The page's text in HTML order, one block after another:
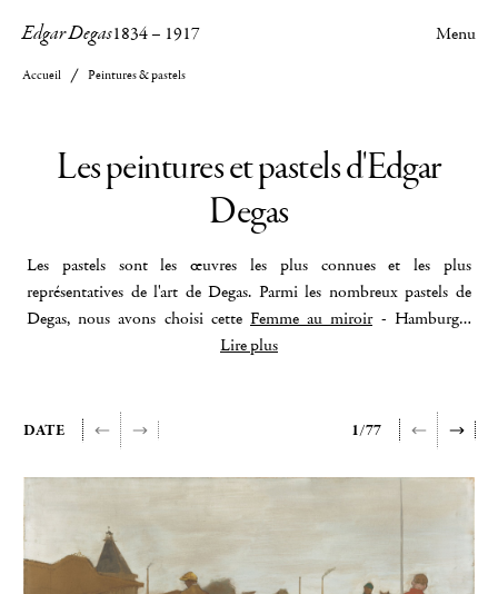
Edgar Degas1834– 1917 Menu
Accueil Peintures & pastels
Les peintures et pastels d'Edgar
Degas
Les pastels sont les œuvres les plus connues et les plus
représentatives de l'art de Degas. Parmi les nombreux pastels de
Degas, nous avons choisi cette Femme au miroir- Hamburger
Kunsthalle (Hambourg) - reproduite en page d'accueil. Ici, Degas a
Thyssen-Bornemizsa – Madrid - et sa
Chanteuse en vert du
Metropolitan Museum of Art, New York. Dans certains, il joue avec
une couleur dominante, avec le vert dans sesGrandes danseuses,
Deux danseuses au repos
du Fitzwilliam Museum, Cambridge. Pour ses pastels,
Degas peut utiliser des supports variés : papier, panneau, carton et
même toile comme pour sesDanseuses assises . Il se tourne aussi vers
Lire plus
DATE 1/77
Le défilé